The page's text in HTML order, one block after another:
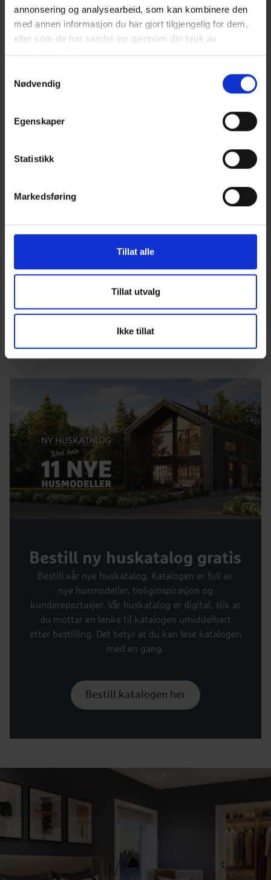
annonsering og analysearbeid, som kan kombinere den
med annen informasjon du har gjort tilgjengelig for dem,
eller som de har samlet inn gjennom din bruk av
tjenestene deres.
Nødvendig
Egenskaper
Statistikk
Markedsføring
Tillat alle
Tillat utvalg
Ikke tillat
Ti tips til walk-in garderobe
Her er ti gode tips til deg som ønsker å skape en
Bestill ny huskatalog gratis
Bestill vår nye huskatalog. Katalogen er full av
nye husmodeller, boliginspirasjon og
kundereportasjer. Vår huskatalog er digital, slik at
du mottar en lenke til katalogen umiddelbart
etter bestilling. Det betyr at du kan lese katalogen
med en gang.
Bestill katalogen her